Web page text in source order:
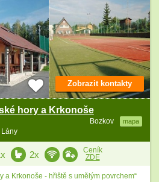
hory a Krkonoše
Bozkov mapa
Lány
Zobrazit kontakty
2x
Ceník
ZDE
a Krkonoše - hřiště s umělým povrchem“